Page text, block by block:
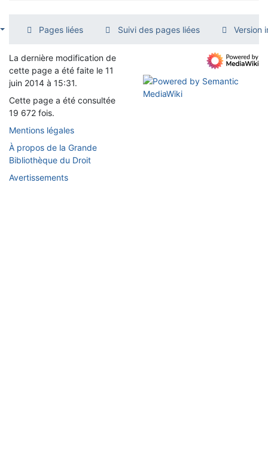
Pages liées Suivi des pages liées Version
La dernière modification de
cette page a été faite le 11
juin 2014 à 15:31.
Cette page a été consultée
19 672 fois.
Mentions légales
À propos de la Grande
Bibliothèque du Droit
Avertissements